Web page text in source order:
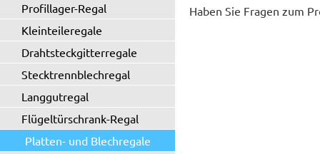
Profillager-Regal
Kleinteileregale
Drahtsteckgitterregale
Stecktrennblechregal
Langgutregal
Flügeltürschrank-Regal
Platten- und Blechregale
Haben Sie Fragen zum